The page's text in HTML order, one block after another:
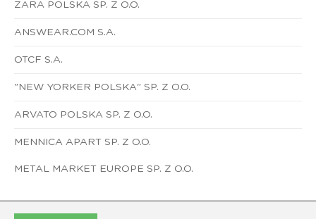
ZARA POLSKA SP. Z O.O.
ANSWEAR.COM S.A.
OTCF S.A.
"NEW YORKER POLSKA" SP. Z O.O.
ARVATO POLSKA SP. Z O.O.
MENNICA APART SP. Z O.O.
METAL MARKET EUROPE SP. Z O.O.